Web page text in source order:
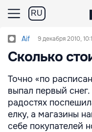
RU
Aif 9 декабря 2010,
Сколько
Точно «по
выпал первый
радостях
елку, а магазины
себе покупателей